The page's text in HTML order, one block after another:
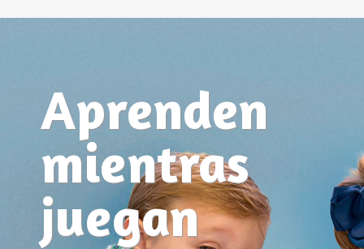
Aprenden
mientras
juegan